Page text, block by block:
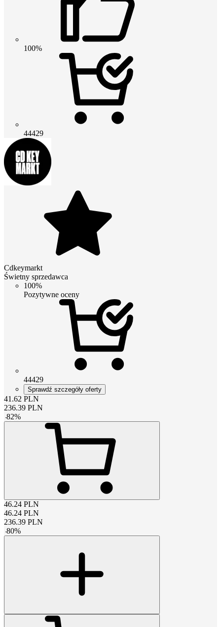
100%
44429
Cdkeymarkt
Świetny sprzedawca
100%
Pozytywne oceny
44429
Sprawdź szczegóły oferty
41.62 PLN
236.39 PLN
-82%
46.24 PLN
46.24 PLN
236.39 PLN
-80%